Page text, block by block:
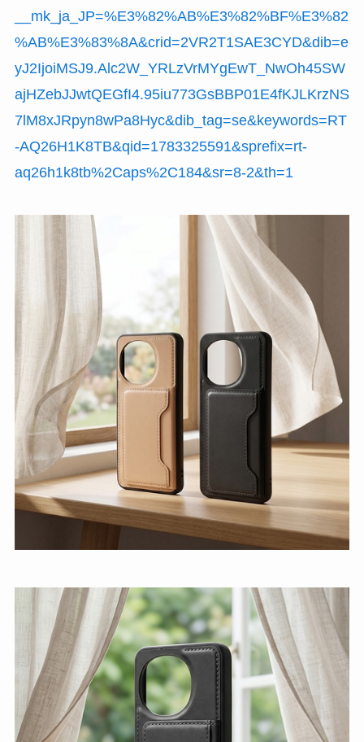
__mk_ja_JP=%E3%82%AB%E3%82%BF%E3%82
%AB%E3%83%8A&crid=2VR2T1SAE3CYD&dib=e
yJ2IjoiMSJ9.Alc2W_YRLzVrMYgEwT_NwOh45SW
ajHZebJJwtQEGfI4.95iu773GsBBP01E4fKJLKrzNS
7lM8xJRpyn8wPa8Hyc&dib_tag=se&keywords=RT
-AQ26H1K8TB&qid=1783325591&sprefix=rt-
aq26h1k8tb%2Caps%2C184&sr=8-2&th=1